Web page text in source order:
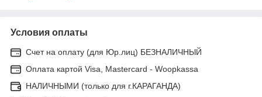
Условия оплаты
Счет на оплату (для Юр.лиц) БЕЗНАЛИЧНЫЙ
Оплата картой Visa, Mastercard - Woopkassa
НАЛИЧНЫМИ (только для г.КАРАГАНДА)